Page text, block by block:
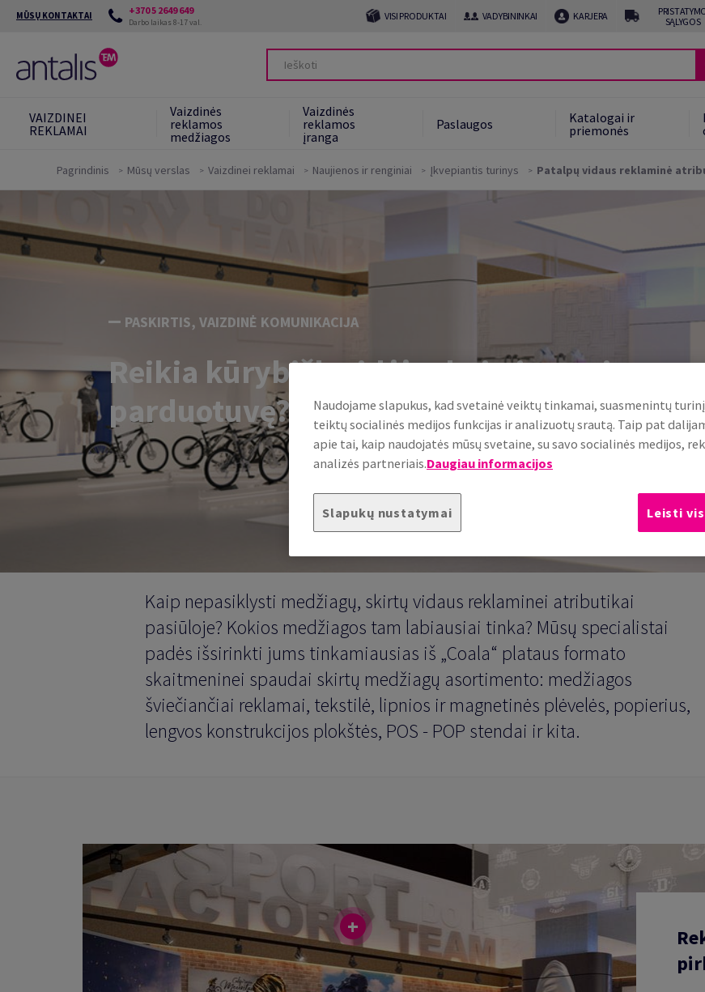
MŪSŲ KONTAKTAI +370 5 2649 649
Darbo laikas 8-17 val. VISI PRODUKTAI VADYBININKAI KARJERA
SĄLYGOS
VAIZDINEI
REKLAMAI
Vaizdinės
reklamos
medžiagos
Vaizdinės
reklamos
įranga
Paslaugos
Katalogai ir
priemonės
Tvaresnės alternatyvos
Green Star System
Pagrindinis Mūsų verslas Vaizdinei reklamai Naujienos ir renginiai Įkvepiantis turinys Patalpų vidaus reklaminė
PASKIRTIS, VAIZDINĖ KOMUNIKACIJA
Reikia kūrybiškų idėjų, kaip įrengti
parduotuvę?
Kaip nepasiklysti medžiagų, skirtų vidaus reklaminei atributikai
pasiūloje? Kokios medžiagos tam labiausiai tinka? Mūsų specialistai
padės išsirinkti jums tinkamiausias iš „Coala“ plataus formato
skaitmeninei spaudai skirtų medžiagų asortimento: medžiagos
šviečiančiai reklamai, tekstilė, lipnios ir magnetinės plėvelės, popierius,
lengvos konstrukcijos plokštės, POS - POP stendai ir kita.
Naudojame slapukus, kad svetainė veiktų tinkamai, suasmenintų
teiktų socialinės medijos funkcijas ir analizuotų srautą. Taip pat
apie tai, kaip naudojatės mūsų svetaine, su savo socialinės medijos,
analizės partneriais.Daugiau informacijos
Slapukų nustatymai Leisti